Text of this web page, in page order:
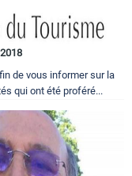
de vous informer sur la
qui ont été proféré...